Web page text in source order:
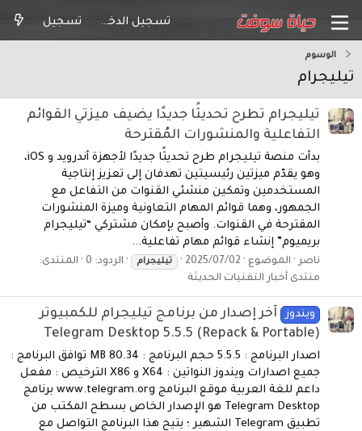
تسجيل الدخول تسجيل
الوسوم
تيليجرام
تيليجرام تطرح تحديثًا جديدًا يضيف ميزتي القوائم
التفاعلية والمنشورات المُقترحة
بدأت منصة تيليجرام طرح تحديثًا جديدًا لأجهزة أندرويد و iOS،
وهو يقدّم ميزتين رئيسيتين تهدفان إلى تعزيز إنتاجية
المستخدمين وتمكين منشئي القنوات من التفاعل مع
الجمهور، وهما قوائم المهام التعاونية وميزة المنشورات
المقترحة في القنوات. وأصبح بإمكان مشتركي “تيليجرام
بريميوم” إنشاء قوائم مهام تفاعلية...
ناصر الموضوع 2025/07/02 تيليجرام الردود: 0
المنتدى:
منتدى أخبار التقنيات الحديثة
ويندوز
آخر إصدار من برنامج تيليجرام للكمبيوتر
Telegram Desktop 5.5.5 (Repack & Portable)
اصدار البرنامج : 5.5.5 حجم البرنامج : 80.34 MB توافق البرنامج :
جميع اصدارات ويندوز النواتين : X64 و X86 الترخيص : مفعل
داعم للغة العربية موقع البرنامج www.telegram.org برنامج
Telegram Desktop هو الإصدار الخاص بسطح المكتب من
تطبيق Telegram الشهير ؛ يتيح هذا البرنامج التواصل مع